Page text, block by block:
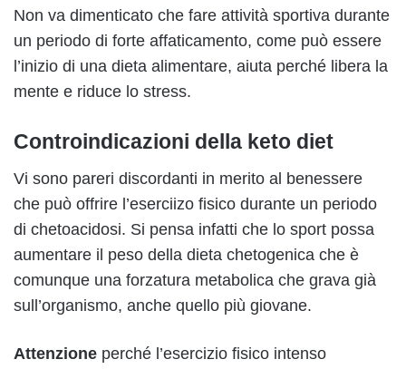
Non va dimenticato che fare attività sportiva durante
un periodo di forte affaticamento, come può essere
l’inizio di una dieta alimentare, aiuta perché libera la
mente e riduce lo stress.
Controindicazioni della keto diet
Vi sono pareri discordanti in merito al benessere
che può offrire l’eserciizo fisico durante un periodo
di chetoacidosi. Si pensa infatti che lo sport possa
aumentare il peso della dieta chetogenica che è
comunque una forzatura metabolica che grava già
sull’organismo, anche quello più giovane.
Attenzione perché l’esercizio fisico intenso